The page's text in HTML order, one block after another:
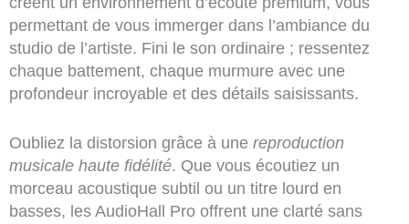
permettant de vous immerger dans l’ambiance du
studio de l’artiste. Fini le son ordinaire ; ressentez
chaque battement, chaque murmure avec une
profondeur incroyable et des détails saisissants.
Oubliez la distorsion grâce à une reproduction
musicale haute fidélité. Que vous écoutiez un
morceau acoustique subtil ou un titre lourd en
basses, les AudioHall Pro offrent une clarté sans